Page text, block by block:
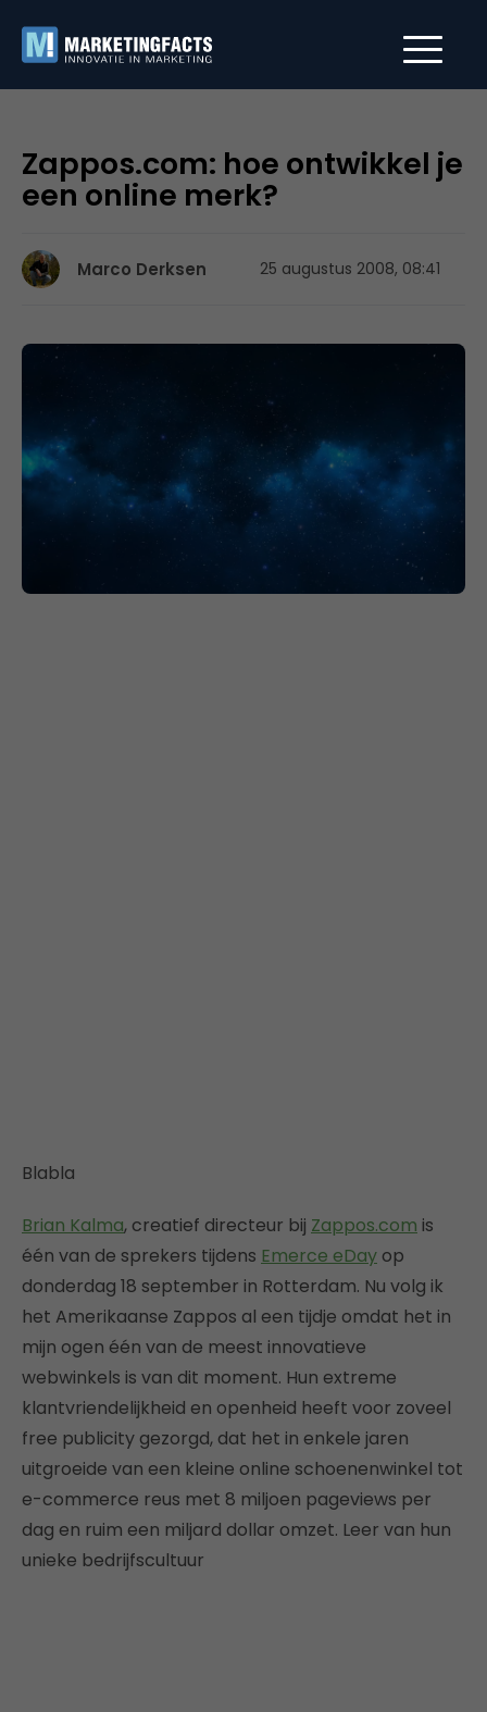
Zappos.com: hoe ontwikkel je
een online merk?
Marco Derksen 25 augustus 2008, 08:41
Blabla
Brian Kalma, creatief directeur bij Zappos.com is
één van de sprekers tijdens Emerce eDay op
donderdag 18 september in Rotterdam. Nu volg ik
het Amerikaanse Zappos al een tijdje omdat het in
mijn ogen één van de meest innovatieve
webwinkels is van dit moment. Hun extreme
klantvriendelijkheid en openheid heeft voor zoveel
free publicity gezorgd, dat het in enkele jaren
uitgroeide van een kleine online schoenenwinkel tot
e-commerce reus met 8 miljoen pageviews per
dag en ruim een miljard dollar omzet. Leer van hun
unieke bedrijfscultuur